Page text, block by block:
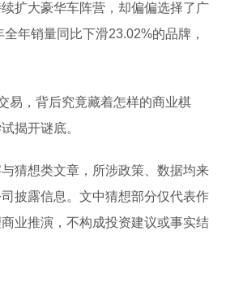
扩大豪华车阵营，却偏偏选择了广
全年销量同比下滑23.02%的品牌，
易，背后究竟藏着怎样的商业棋
揭开谜底。
猜想类文章，所涉政策、数据均来
披露信息。文中猜想部分仅代表作
业推演，不构成投资建议或事实结